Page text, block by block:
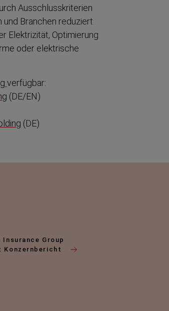
Ausschluss­kri­terien
Branchen reduziert.
Elektrizität, Optimierung
oder elektrische
verfügbar:
(DE/EN)
(DE)
Insurance Group